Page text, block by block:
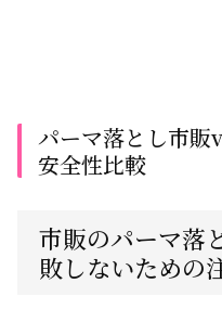
パーマ落とし市販
安全性比較
市販のパーマ落
敗しないための